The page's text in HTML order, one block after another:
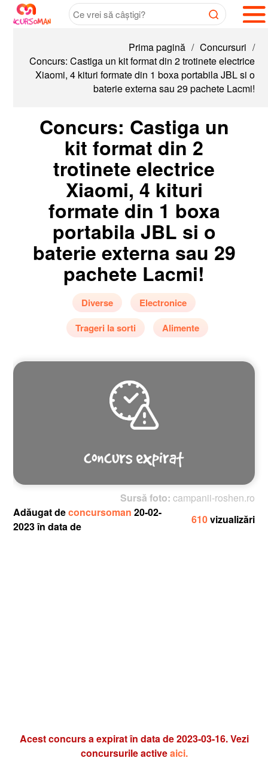
Prima pagină / Concursuri /
Concurs: Castiga un kit format din 2 trotinete electrice
Xiaomi, 4 kituri formate din 1 boxa portabila JBL si o
baterie externa sau 29 pachete Lacmi!
Concurs: Castiga un
kit format din 2
trotinete electrice
Xiaomi, 4 kituri
formate din 1 boxa
portabila JBL si o
baterie externa sau 29
pachete Lacmi!
Diverse
Electronice
Trageri la sorti
Alimente
Sursă foto:campanii-roshen.ro
Adăugat deconcursoman20-02-
2023 în data de
610vizualizări
Acest concurs a expirat în data de 2023-03-16. Vezi
concursurile activeaici.